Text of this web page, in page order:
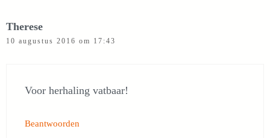
Therese
10 augustus 2016 om 17:43
Voor herhaling vatbaar!
Beantwoorden